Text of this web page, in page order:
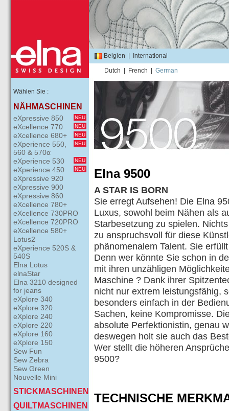
Belgien International
Dutch French German
Wählen Sie :
NÄHMASCHINEN
NEU
eXpressive 850
NEU
eXcellence 770
NEU
eXcellence 680+
NEU
eXperience 550,
560 & 570α
NEU
eXperience 530
NEU
eXperience 450
eXpressive 920
eXpressive 900
eXpressive 860
eXcellence 780+
eXcellence 730PRO
eXcellence 720PRO
eXcellence 580+
Lotus2
eXperience 520S &
540S
Elna Lotus
elnaStar
Elna 3210 designed
for jeans
eXplore 340
eXplore 320
eXplore 240
eXplore 220
eXplore 160
eXplore 150
Sew Fun
Sew Zebra
Sew Green
Nouvelle Mini
STICKMASCHINEN
QUILTMASCHINEN
Elna 9500
A STAR IS BORN
Sie erregt Aufsehen! Die Elna
Luxus, sowohl beim Nähen als
Starbesetzung zu spielen.
zu anspruchsvoll für diese
phänomenalem Talent. Sie
Denn wer könnte Sie schon in
mit ihren unzähligen
Maschine ? Dank ihrer
nicht nur extrem leistungsfähig,
besonders einfach in der
Sachen, keine Kompromisse.
absolute Perfektionistin, genau
deswegen holt sie auch das
Wer stellt die höheren
9500?
TECHNISCHE